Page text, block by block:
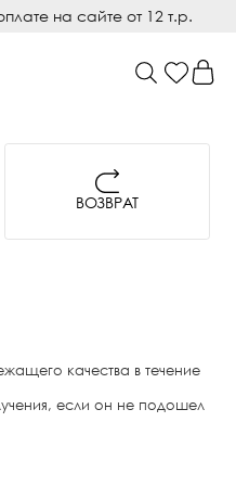
на сайте от 12 т.р.
ВОЗВРАТ
качества в течение
если он не подошел